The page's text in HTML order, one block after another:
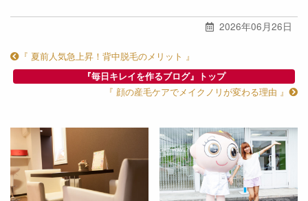
2026年06月26日
『 夏前人気急上昇！背中脱毛のメリット 』
『毎日キレイを作るブログ』トップ
『 顔の産毛ケアでメイクノリが変わる理由 』